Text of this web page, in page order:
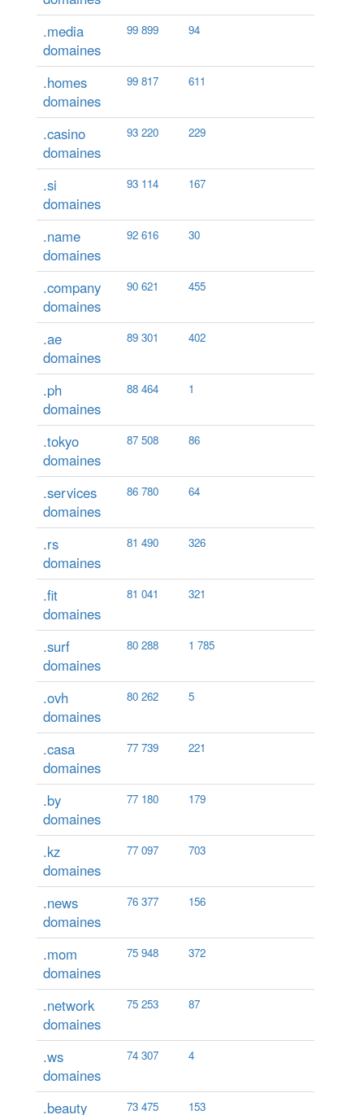
.media
domaines
99 899 94
.homes
domaines
99 817 611
.casino
domaines
93 220 229
.si
domaines
93 114 167
.name
domaines
92 616 30
.company
domaines
90 621 455
.ae
domaines
89 301 402
.ph
domaines
88 464 1
.tokyo
domaines
87 508 86
.services
domaines
86 780 64
.rs
domaines
81 490 326
.fit
domaines
81 041 321
.surf
domaines
80 288 1 785
.ovh
domaines
80 262 5
.casa
domaines
77 739 221
.by
domaines
77 180 179
.kz
domaines
77 097 703
.news
domaines
76 377 156
.mom
domaines
75 948 372
.network
domaines
75 253 87
.ws
domaines
74 307 4
.beauty 73 475 153